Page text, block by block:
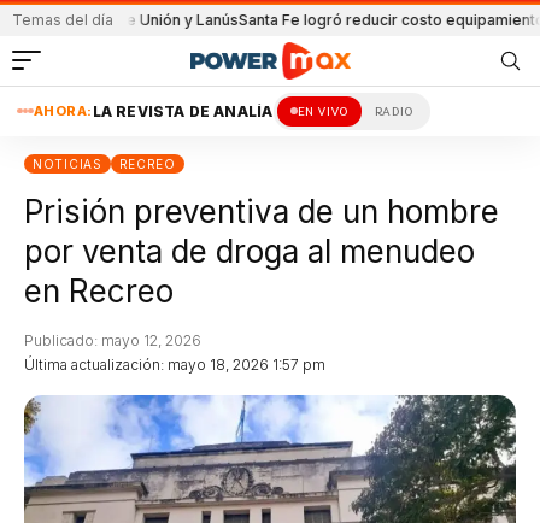
Temas del día
de Unión y LanúsSanta Fe logró reducir costo equipamiento
AHORA: LA REVISTA DE ANALÍA EN VIVO RADIO
NOTICIAS RECREO
Prisión preventiva de un hombre
por venta de droga al menudeo
en Recreo
Última actualización: mayo 18, 2026 1:57 pm
Publicado: mayo 12, 2026